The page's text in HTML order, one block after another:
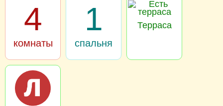
4
комнаты
1
спальня
Терраса